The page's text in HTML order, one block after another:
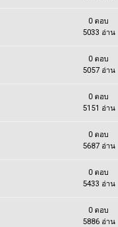
0 ตอบ
5033 อ่าน
0 ตอบ
5057 อ่าน
0 ตอบ
5151 อ่าน
0 ตอบ
5687 อ่าน
0 ตอบ
5433 อ่าน
0 ตอบ
5886 อ่าน